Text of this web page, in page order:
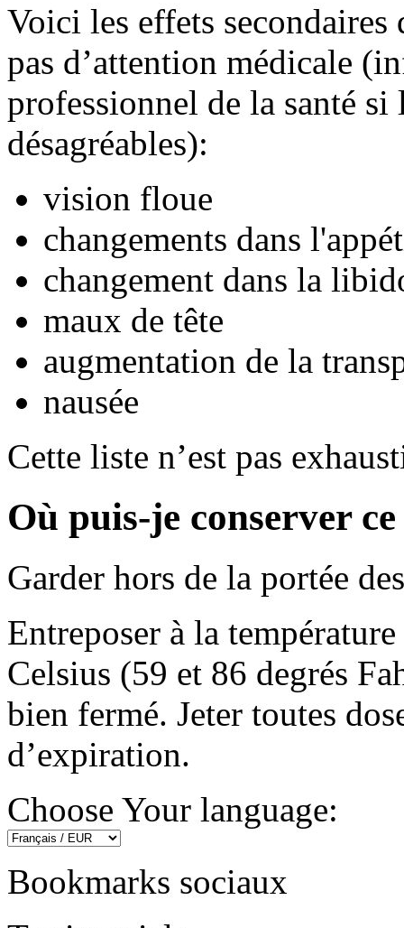
Voici les effets
pas d’attention médicale
professionnel de la santé
désagréables):
vision floue
changements dans
changement dans la
maux de tête
augmentation de la
nausée
Cette liste n’est pas
Où puis-je conserver
Garder hors de la portée
Entreposer à la
Celsius (59 et 86 degrés
bien fermé. Jeter toutes
d’expiration.
Choose Your language:
Bookmarks sociaux